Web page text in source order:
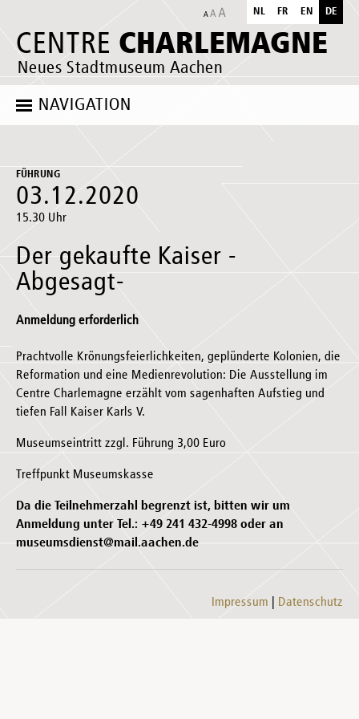
CENTRE CHARLEMAGNE
Neues Stadtmuseum Aachen
NL FR EN DE
NAVIGATION
FÜHRUNG
03.12.2020
15.30 Uhr
Der gekaufte Kaiser -
Abgesagt-
Anmeldung erforderlich
Prachtvolle Krönungsfeierlichkeiten, geplünderte Kolonien, die
Reformation und eine Medienrevolution: Die Ausstellung im
Centre Charlemagne erzählt vom sagenhaften Aufstieg und
tiefen Fall Kaiser Karls V.
Museumseintritt zzgl. Führung 3,00 Euro
Treffpunkt Museumskasse
Da die Teilnehmerzahl begrenzt ist, bitten wir um
Anmeldung unter Tel.: +49 241 432-4998 oder an
museumsdienst@mail.aachen.de
Impressum Datenschutz